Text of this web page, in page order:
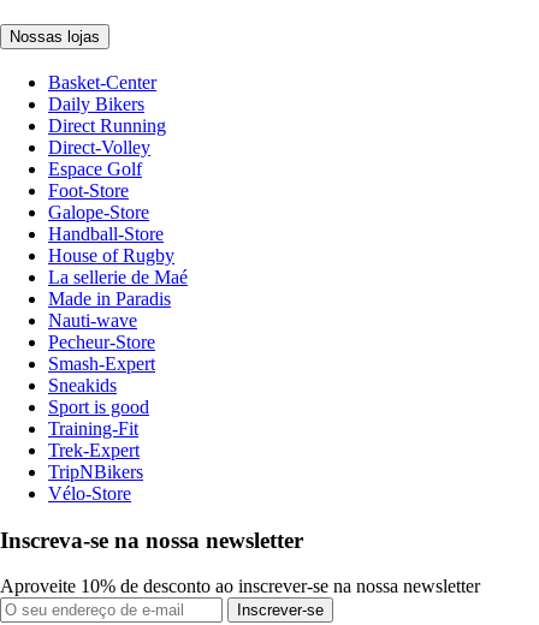
Nossas lojas
Basket-Center
Daily Bikers
Direct Running
Direct-Volley
Espace Golf
Foot-Store
Galope-Store
Handball-Store
House of Rugby
La sellerie de Maé
Made in Paradis
Nauti-wave
Pecheur-Store
Smash-Expert
Sneakids
Sport is good
Training-Fit
Trek-Expert
TripNBikers
Vélo-Store
Inscreva-se na nossa newsletter
Aproveite 10% de desconto ao inscrever-se na nossa newsletter
Inscrever-se